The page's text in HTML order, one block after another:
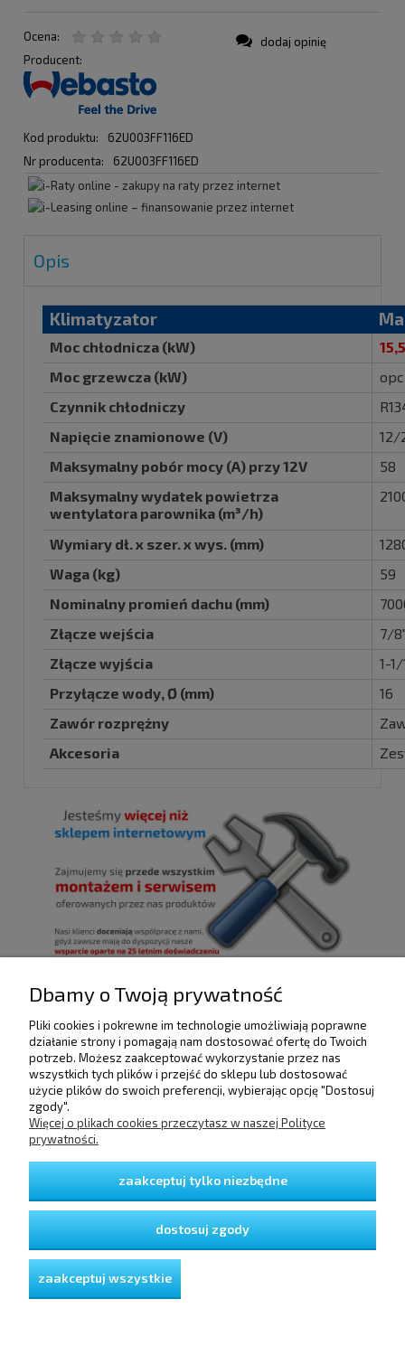
Ocena:
Producent:
Kod produktu:
62U003FF116ED
Nr producenta:
62U003FF116ED
dodaj opinię
Opis
Klimatyzator
Moc chłodnicza (kW)
15,5
Moc grzewcza (kW)
Czynnik chłodniczy
Napięcie znamionowe (V)
12/
Maksymalny pobór mocy (A) przy 12V
58
Maksymalny wydatek powietrza
wentylatora parownika (m³/h)
Wymiary dł. x szer. x wys. (mm)
Waga (kg)
59
Nominalny promień dachu (mm)
Złącze wejścia
7/
Złącze wyjścia
1-
Przyłącze wody, Ø (mm)
16
Zawór rozprężny
Akcesoria
POMOC
DOSTAWA I PŁATNOŚCI
GWARANCJA I ZWROTY
O FIRMIE
Dbamy o Twoją prywatność
Pliki cookies i pokrewne im technologie umożliwiają poprawne
działanie strony i pomagają nam dostosować ofertę do Twoich
potrzeb. Możesz zaakceptować wykorzystanie przez nas
wszystkich tych plików i przejść do sklepu lub dostosować
użycie plików do swoich preferencji, wybierając opcję "Dostosuj
zgody".
Więcej o plikach cookies przeczytasz w naszej Polityce
prywatności.
zaakceptuj tylko niezbędne
dostosuj zgody
zaakceptuj wszystkie